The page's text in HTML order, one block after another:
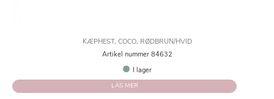
KÆPHEST, COCO, RØDBRUN/HVID
Artikel nummer 84632
I lager
LÄS MER